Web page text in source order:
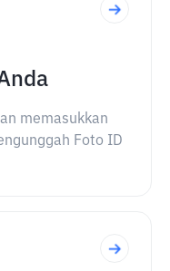
memasukkan
Foto ID